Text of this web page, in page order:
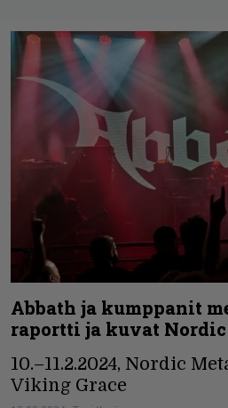
Abbath ja kumppanit
raportti ja kuvat
10.–11.2.2024, Nordic
Viking Grace